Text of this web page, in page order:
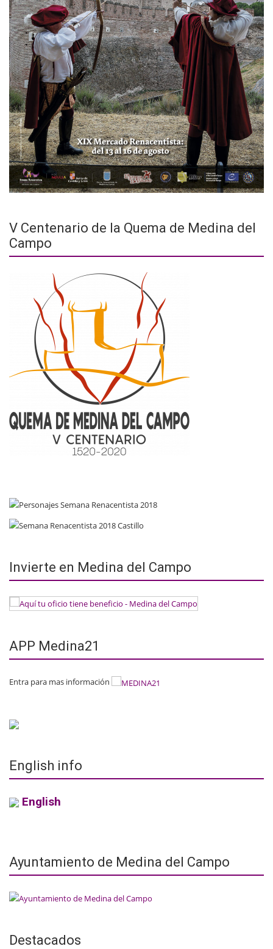
V Centenario de la Quema de Medina del
Campo
Invierte en Medina del Campo
APP Medina21
Entra para mas información
English info
English
Ayuntamiento de Medina del Campo
Destacados